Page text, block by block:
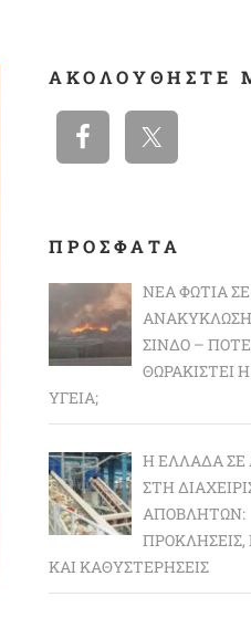
ΑΚΟΛΟΥΘΉΣΤΕ
ΠΡΟΣΦΑΤΑ
ΝΈΑ ΦΩΤΙΆ
ΣΊΝΔΟ –
ΘΩΡΑΚΙΣΤΕΊ
ΥΓΕΊΑ;
Η ΕΛΛΆΔΑ ΣΕ
ΣΤΗ
ΑΠΟΒΛΉΤΩΝ:
ΚΑΙ ΚΑΘΥΣΤΕΡΉΣΕΙΣ